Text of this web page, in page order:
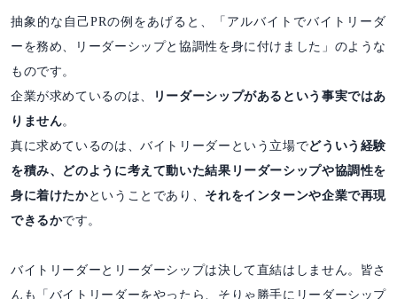
抽象的な自己PRの例をあげると、「アルバイトでバイトリーダ
ーを務め、リーダーシップと協調性を身に付けました」のような
ものです。
企業が求めているのは、
リーダーシップがあるという事実ではあ
りません。
真に求めているのは、バイトリーダーという立場でどういう経験
を積み、どのように考えて動いた結果リーダーシップや協調性を
身に着けたかということであり、 それをインターンや企業で再現
できるかです。
バイトリーダーとリーダーシップは決して直結はしません。皆さ
んも「バイトリーダーをやったら、そりゃ勝手にリーダーシップ